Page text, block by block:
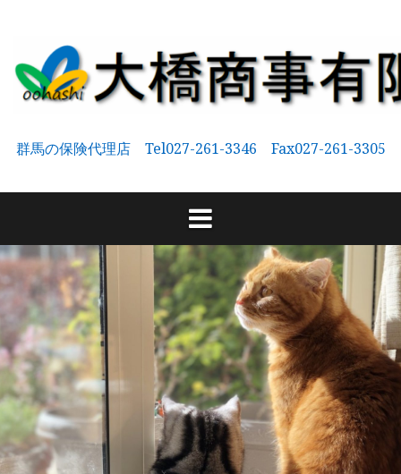
群馬の保険代理店 Tel027-261-3346 Fax027-261-3305